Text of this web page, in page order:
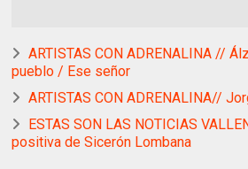
ARTISTAS CON ADRENALINA //
pueblo / Ese señor
ARTISTAS CON ADRENALINA//
ESTAS SON LAS NOTICIAS
positiva de Sicerón Lombana